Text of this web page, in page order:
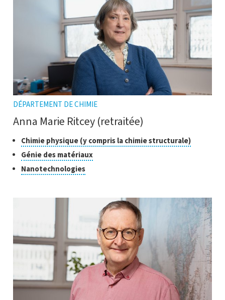
DÉPARTEMENT DE CHIMIE
Anna Marie Ritcey (retraitée)
Classes
de
recherche
Chimie physique (y compris la chimie structurale)Cliquer
Génie des matériauxCliquer
NanotechnologiesCliquer
l'infobulle